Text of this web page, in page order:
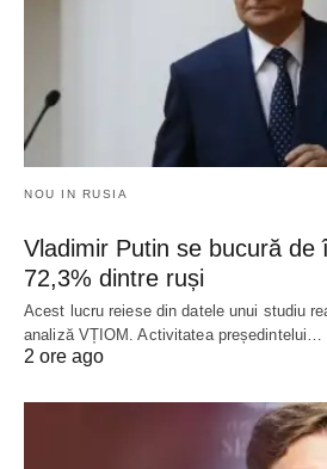
NOU IN RUSIA
Vladimir Putin se bucură de
72,3% dintre ruși
Acest lucru reiese din datele unui studiu
analiză VȚIOM. Activitatea președintelui…
2 ore ago